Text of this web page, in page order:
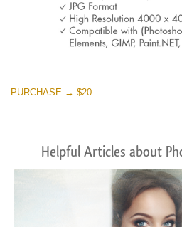
PURCHASE → $20
Helpful Articles about